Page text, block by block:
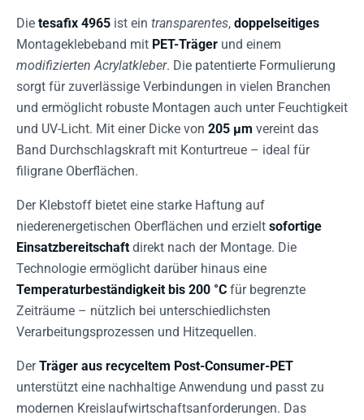
Die tesafix 4965 ist ein transparentes, doppelseitiges
Montageklebeband mit PET-Träger und einem
modifizierten Acrylatkleber. Die patentierte Formulierung
sorgt für zuverlässige Verbindungen in vielen Branchen
und ermöglicht robuste Montagen auch unter Feuchtigkeit
und UV-Licht. Mit einer Dicke von 205 µm vereint das
Band Durchschlagskraft mit Konturtreue – ideal für
filigrane Oberflächen.
Der Klebstoff bietet eine starke Haftung auf
niederenergetischen Oberflächen und erzielt sofortige
Einsatzbereitschaft direkt nach der Montage. Die
Technologie ermöglicht darüber hinaus eine
Temperaturbeständigkeit bis 200 °C für begrenzte
Zeiträume – nützlich bei unterschiedlichsten
Verarbeitungsprozessen und Hitzequellen.
DerTräger aus recyceltem Post-Consumer-PET
unterstützt eine nachhaltige Anwendung und passt zu
modernen Kreislaufwirtschaftsanforderungen. Das